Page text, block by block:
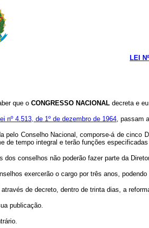
LEI
que o CONGRESSO NACIONAL decreta e
nº 4.513, de 1º de dezembro de 1964, passam
pelo Conselho Nacional, comporse-á de
de tempo integral e terão funções
dos conselhos não poderão fazer parte da
exercerão o cargo por três anos,
de decreto, dentro de trinta dias, a
publicação.